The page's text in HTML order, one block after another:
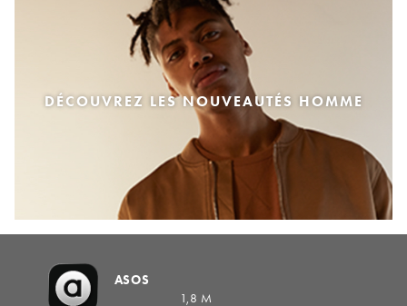
DÉCOUVREZ LES NOUVEAUTÉS HOMME
ASOS
1,8 M